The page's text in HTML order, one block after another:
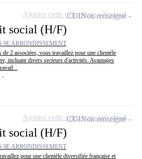
social (H/F)
9E ARRONDISSEMENT
2 associées, vous travaillez pour une clientèle
incluant divers secteurs d'activités. Avantages
CDINon renseigné
Ajouter cette offre à ma sélection
social (H/F)
9E ARRONDISSEMENT
pour une clientèle diversifiée française et
CDINon renseigné
Ajouter cette offre à ma sélection